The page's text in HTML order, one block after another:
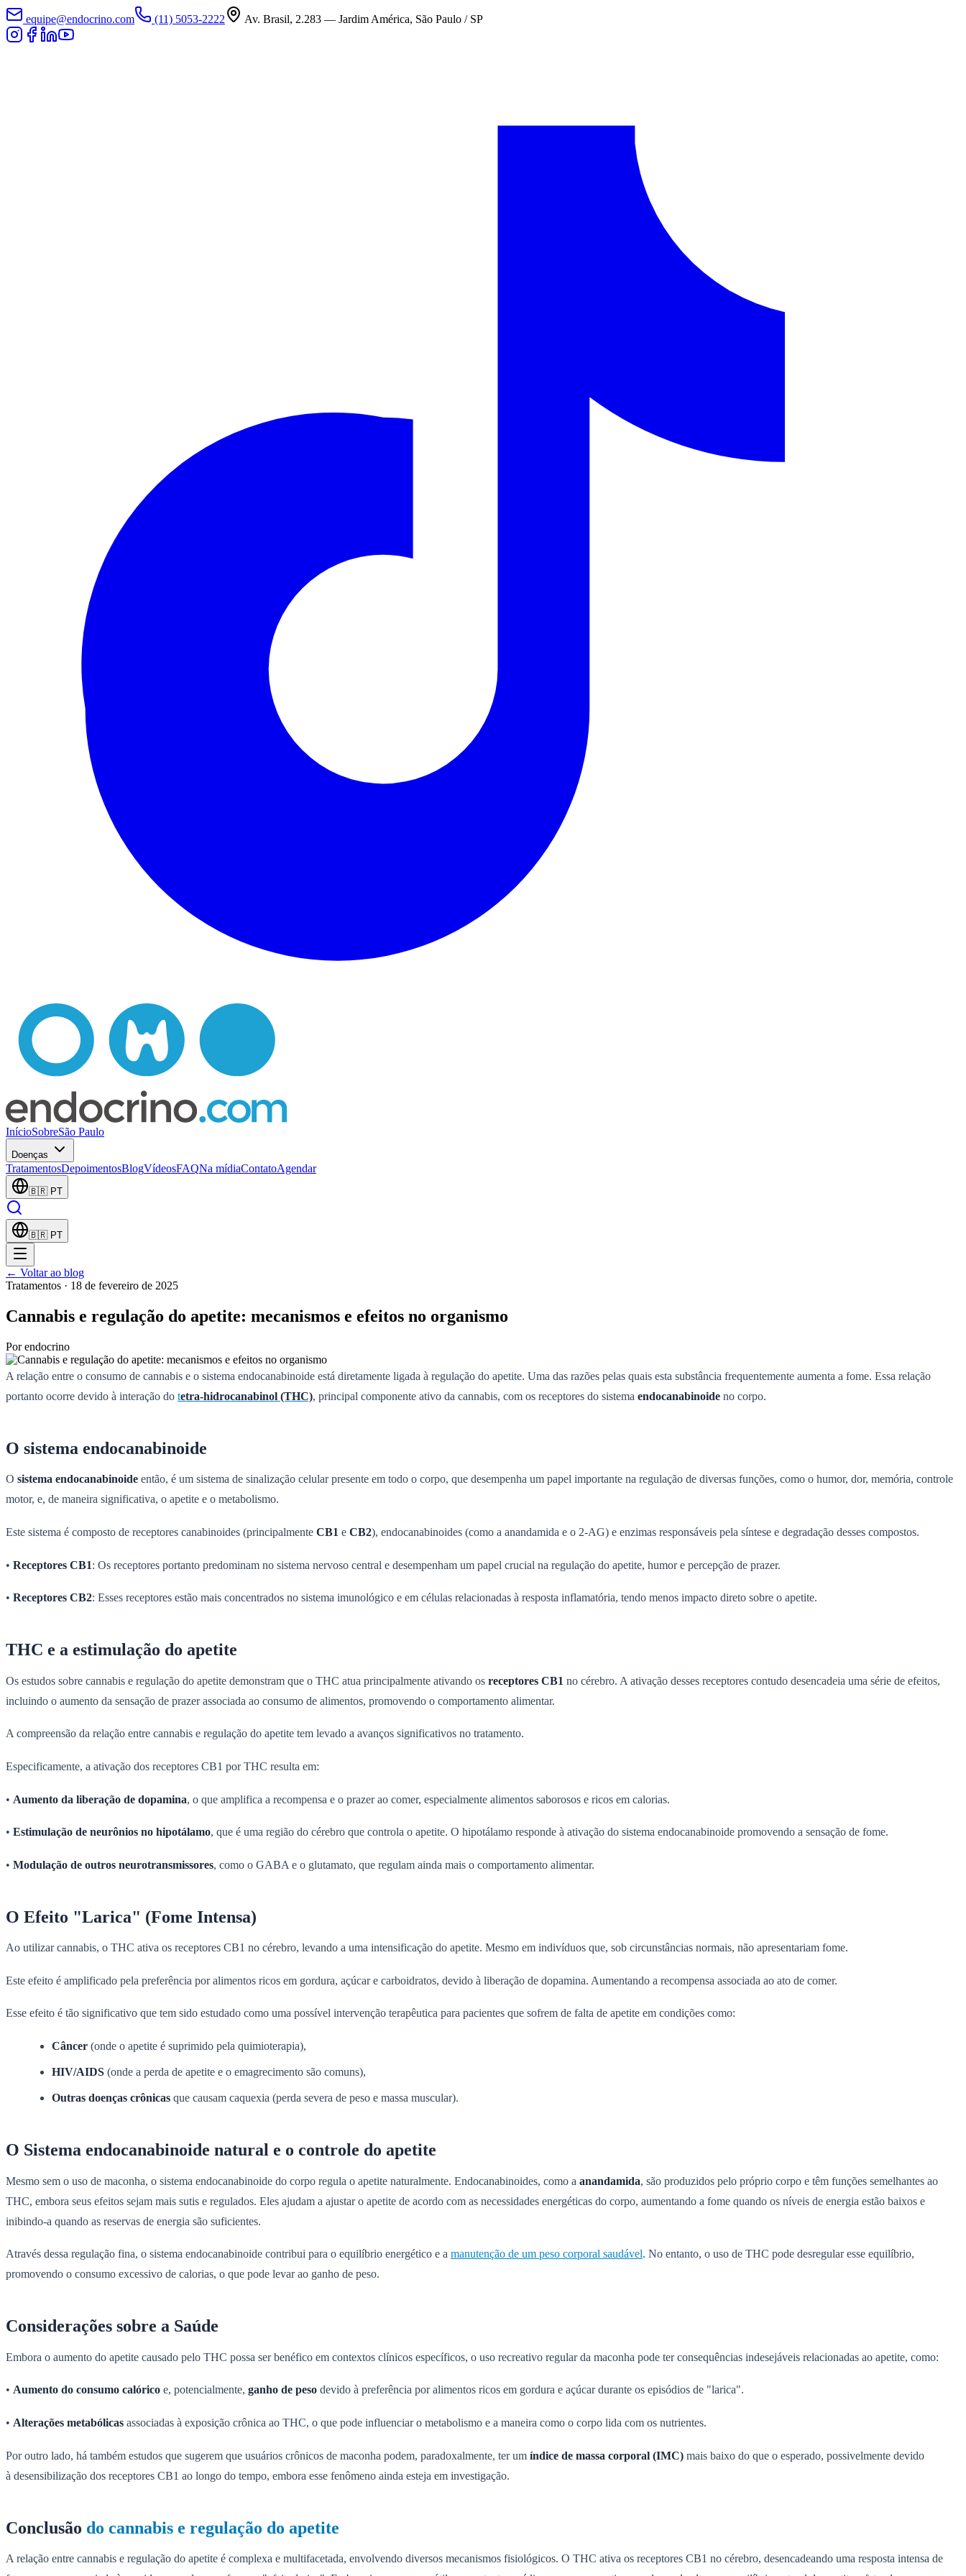
equipe@endocrino.com (11) 5053-2222 Av. Brasil, 2.283 — Jardim América, São Paulo / SP
InícioSobreSão Paulo
Doenças
TratamentosDepoimentosBlogVídeosFAQNa mídiaContatoAgendar
🇧🇷 PT
🇧🇷 PT
← Voltar ao blog
Tratamentos · 18 de fevereiro de 2025
Cannabis e regulação do apetite: mecanismos e efeitos no organismo
Porendocrino
A relação entre o consumo de cannabis e o sistema endocanabinoide está diretamente ligada à regulação do apetite. Uma das razões pelas quais esta substância frequentemente aumenta a fome. Essa relação
portanto ocorre devido à interação do tetra-hidrocanabinol (THC), principal componente ativo da cannabis, com os receptores do sistema endocanabinoide no corpo.
O sistema endocanabinoide
O sistema endocanabinoide então, é um sistema de sinalização celular presente em todo o corpo, que desempenha um papel importante na regulação de diversas funções, como o humor, dor, memória, controle
motor, e, de maneira significativa, o apetite e o metabolismo.
Este sistema é composto de receptores canabinoides (principalmente CB1 e CB2), endocanabinoides (como a anandamida e o 2-AG) e enzimas responsáveis pela síntese e degradação desses compostos.
• Receptores CB1: Os receptores portanto predominam no sistema nervoso central e desempenham um papel crucial na regulação do apetite, humor e percepção de prazer.
• Receptores CB2: Esses receptores estão mais concentrados no sistema imunológico e em células relacionadas à resposta inflamatória, tendo menos impacto direto sobre o apetite.
THC e a estimulação do apetite
Os estudos sobre cannabis e regulação do apetite demonstram que o THC atua principalmente ativando os receptores CB1 no cérebro. A ativação desses receptores contudo desencadeia uma série de efeitos,
incluindo o aumento da sensação de prazer associada ao consumo de alimentos, promovendo o comportamento alimentar.
A compreensão da relação entre cannabis e regulação do apetite tem levado a avanços significativos no tratamento.
Especificamente, a ativação dos receptores CB1 por THC resulta em:
• Aumento da liberação de dopamina, o que amplifica a recompensa e o prazer ao comer, especialmente alimentos saborosos e ricos em calorias.
• Estimulação de neurônios no hipotálamo, que é uma região do cérebro que controla o apetite. O hipotálamo responde à ativação do sistema endocanabinoide promovendo a sensação de fome.
• Modulação de outros neurotransmissores, como o GABA e o glutamato, que regulam ainda mais o comportamento alimentar.
O Efeito "Larica" (Fome Intensa)
Ao utilizar cannabis, o THC ativa os receptores CB1 no cérebro, levando a uma intensificação do apetite. Mesmo em indivíduos que, sob circunstâncias normais, não apresentariam fome.
Este efeito é amplificado pela preferência por alimentos ricos em gordura, açúcar e carboidratos, devido à liberação de dopamina. Aumentando a recompensa associada ao ato de comer.
Esse efeito é tão significativo que tem sido estudado como uma possível intervenção terapêutica para pacientes que sofrem de falta de apetite em condições como:
Câncer (onde o apetite é suprimido pela quimioterapia),
HIV/AIDS (onde a perda de apetite e o emagrecimento são comuns),
Outras doenças crônicas que causam caquexia (perda severa de peso e massa muscular).
O Sistema endocanabinoide natural e o controle do apetite
Mesmo sem o uso de maconha, o sistema endocanabinoide do corpo regula o apetite naturalmente. Endocanabinoides, como a anandamida, são produzidos pelo próprio corpo e têm funções semelhantes ao
THC, embora seus efeitos sejam mais sutis e regulados. Eles ajudam a ajustar o apetite de acordo com as necessidades energéticas do corpo, aumentando a fome quando os níveis de energia estão baixos e
inibindo-a quando as reservas de energia são suficientes.
Através dessa regulação fina, o sistema endocanabinoide contribui para o equilíbrio energético e a manutenção de um peso corporal saudável. No entanto, o uso de THC pode desregular esse equilíbrio,
promovendo o consumo excessivo de calorias, o que pode levar ao ganho de peso.
Considerações sobre a Saúde
Embora o aumento do apetite causado pelo THC possa ser benéfico em contextos clínicos específicos, o uso recreativo regular da maconha pode ter consequências indesejáveis relacionadas ao apetite, como:
• Aumento do consumo calórico e, potencialmente, ganho de peso devido à preferência por alimentos ricos em gordura e açúcar durante os episódios de "larica".
• Alterações metabólicas associadas à exposição crônica ao THC, o que pode influenciar o metabolismo e a maneira como o corpo lida com os nutrientes.
Por outro lado, há também estudos que sugerem que usuários crônicos de maconha podem, paradoxalmente, ter um índice de massa corporal (IMC) mais baixo do que o esperado, possivelmente devido
à desensibilização dos receptores CB1 ao longo do tempo, embora esse fenômeno ainda esteja em investigação.
Conclusão do cannabis e regulação do apetite
A relação entre cannabis e regulação do apetite é complexa e multifacetada, envolvendo diversos mecanismos fisiológicos. O THC ativa os receptores CB1 no cérebro, desencadeando uma resposta intensa de